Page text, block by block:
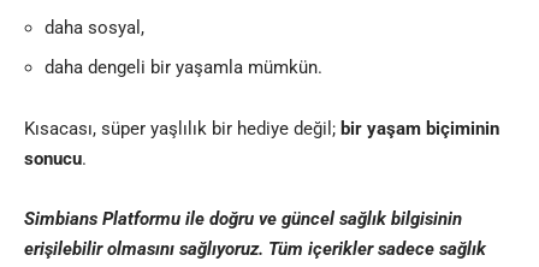
daha sosyal,
daha dengeli bir yaşamla mümkün.
Kısacası, süper yaşlılık bir hediye değil; bir yaşam biçiminin
sonucu.
Simbians Platformu ile doğru ve güncel sağlık bilgisinin
erişilebilir olmasını sağlıyoruz. Tüm içerikler sadece sağlık